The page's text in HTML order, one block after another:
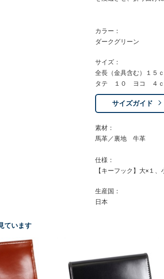
カラー：
ダークグリーン
サイズ：
全長（金具含む）１５
タテ １０ ヨコ ４ｃ
サイズガイド
素材：
馬革／裏地 牛革
仕様：
【キーフック】大×１、
生産国：
日本
ています